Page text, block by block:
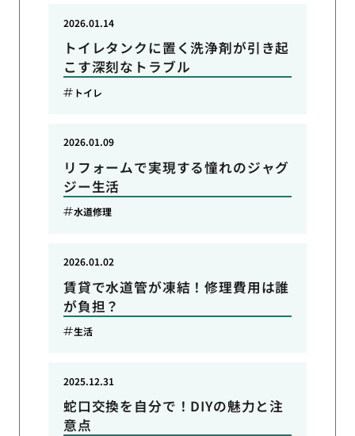
トイレタンクに置く洗浄剤が引き起
こす深刻なトラブル
2026.01.14
トイレ
リフォームで実現する憧れのジャグ
ジー生活
2026.01.09
水道修理
賃貸で水道管が凍結！修理費用は誰
が負担？
2026.01.02
生活
蛇口交換を自分で！DIYの魅力と注
意点
2025.12.31